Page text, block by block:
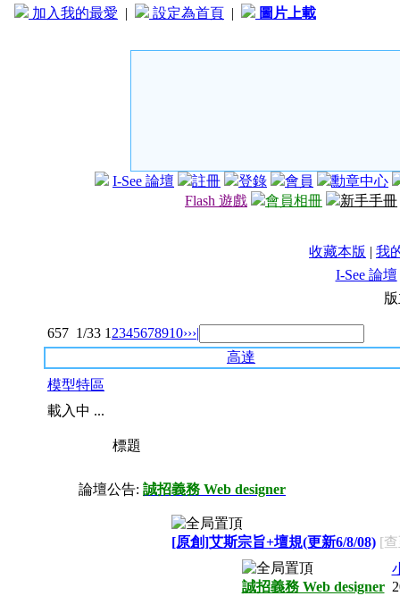
加入我的最愛 | 設定為首頁 | 圖片上載
I-See 論壇 註冊 登錄 會員
勳章中心
Flash 遊戲
會員相冊 新手手冊
收藏本版 | 我
I-See 論壇
657 1/33 1 2345678910›››|
高達
模型特區
載入中 ...
標題
論壇公告: 誠招義務 Web designer
[原創]艾斯宗旨+壇規(更新6/8/08) [
誠招義務 Web designer